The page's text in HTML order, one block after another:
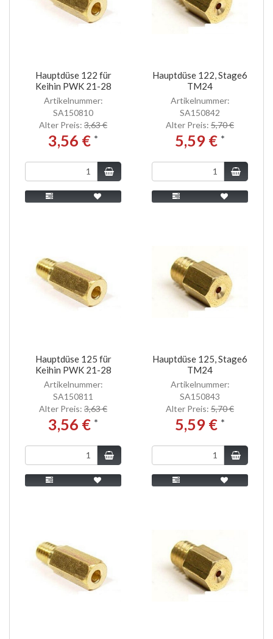
Hauptdüse 122 für
Keihin PWK 21-28
Artikelnummer:
SA150810
Alter Preis: 3,63 €
3,56 € *
Hauptdüse 122, Stage6
TM24
Artikelnummer:
SA150842
Alter Preis: 5,70 €
5,59 € *
Hauptdüse 125 für
Keihin PWK 21-28
Artikelnummer:
SA150811
Alter Preis: 3,63 €
3,56 € *
Hauptdüse 125, Stage6
TM24
Artikelnummer:
SA150843
Alter Preis: 5,70 €
5,59 € *